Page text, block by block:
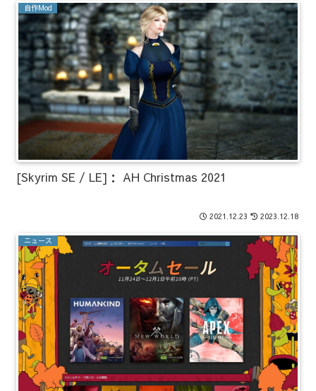
自作Mod
[Skyrim SE / LE]： AH Christmas 2021
2021.12.23 2023.12.18
ニュース